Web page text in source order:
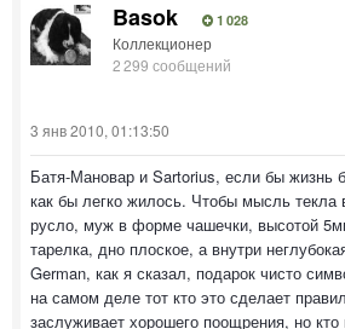
Basok 1 028
Коллекционер
2 299 сообщений
3 янв 2010, 01:13:50
Батя-Мановар и Sartorius, если бы жизнь
как бы легко жилось. Чтобы мысль текла
русло, муж в форме чашечки, высотой
тарелка, дно плоское, а внутри
German, как я сказал, подарок чисто
на самом деле тот кто это сделает
заслуживает хорошего поощрения, но